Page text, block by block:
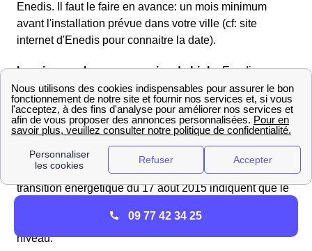
Enedis. Il faut le faire en avance: un mois minimum
avant l'installation prévue dans votre ville (cf: site
internet d'Enedis pour connaitre la date).
La mise en place progressive de LinkyEnedis
souhaite équiper plus de 35 millions de foyers de son
nouveau compteur Linky. L'ensemble de l'opération
devraitdis. se terminer en 2021. Heyrieux et ses 1948
logements de foyers sont concernés au même titre que
les autres. Les deux articles de lois suivants : article
L322-8 du code de l'énergie et article 29 de la loi de
transition énergétique du 17 août 2015 indiquent que le
et doit les entretenir. Il possède une grande liberté à ce
niveau.
09 77 42 34 25